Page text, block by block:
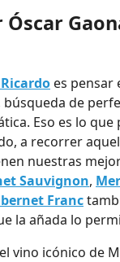
es pensar
búsqueda de
Eso es lo que
a recorrer
nuestras
Sauvignon,
Franc
la añada lo
vino icónico de